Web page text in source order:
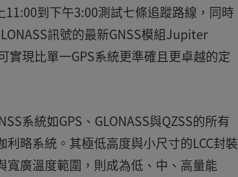
11:00到下午3:00測試七條追蹤路線，同時
訊號的最新GNSS模組Jupiter
實現比單一GPS系統更準確且更卓越的定
系統如GPS、GLONASS與QZSS的所有
略系統。其極低高度與小尺寸的LCC封裝
廣溫度範圍，則成為低、中、高量能